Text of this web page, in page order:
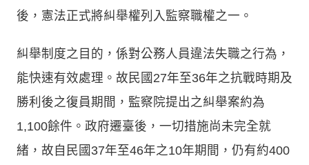
後，憲法正式將糾舉權列入監察職權之一。
糾舉制度之目的，係對公務人員違法失職之行為，
能快速有效處理。故民國27年至36年之抗戰時期及
勝利後之復員期間，監察院提出之糾舉案約為
1,100餘件。政府遷臺後，一切措施尚未完全就
緒，故自民國37年至46年之10年期間，仍有約400